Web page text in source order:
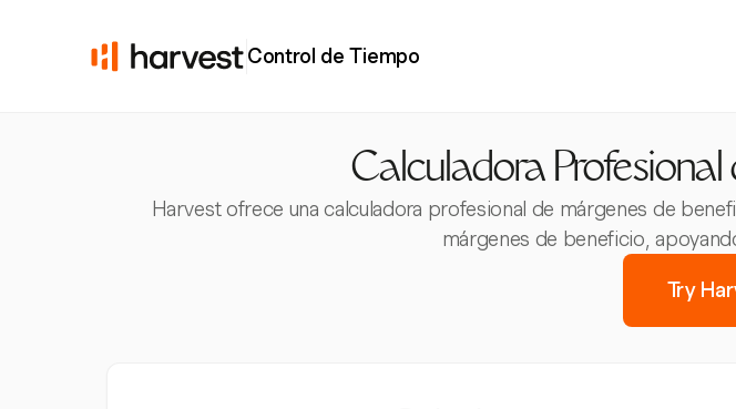
Control de Tiempo
Calculadora
Harvest ofrece una calculadora profesional de márgenes de
márgenes de beneficio,
Try